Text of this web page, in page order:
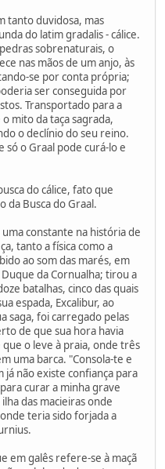
tanto duvidosa, mas
do latim gradalis - cálice.
sobrenaturais, o
nas mãos de um anjo, às
se por conta própria;
ser conseguida por
Transportado para a
mito da taça sagrada,
o declínio do seu reino.
só o Graal pode curá-lo e
do cálice, fato que
da Busca do Graal.
constante na história de
tanto a física como a
ao som das marés, em
da Cornualha; tirou a
batalhas, cinco das quais
espada, Excalibur, ao
saga, foi carregado pelas
de que sua hora havia
o leve à praia, onde três
uma barca. "Consola-te e
não existe confiança para
curar a minha grave
das macieiras onde
teria sido forjada a
em galês refere-se à maçã